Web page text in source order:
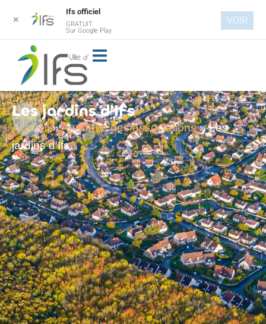
principal
Les jardins d’Ifs
Accueil»Annuaire des associations»Les
jardins d’Ifs
✕
Ifs officiel
GRATUIT
Sur Google Play
VOIR